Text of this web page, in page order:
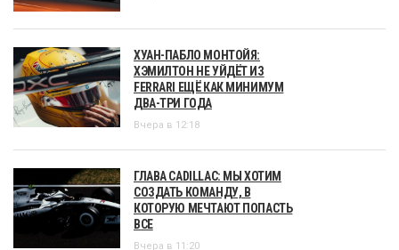
ХУАН-ПАБЛО МОНТОЙЯ:
ХЭМИЛТОН НЕ УЙДЁТ ИЗ
FERRARI ЕЩЁ КАК МИНИМУМ
ДВА-ТРИ ГОДА
Вчера в 12:18
ГЛАВА CADILLAC: МЫ ХОТИМ
СОЗДАТЬ КОМАНДУ, В
КОТОРУЮ МЕЧТАЮТ ПОПАСТЬ
ВСЕ
Вчера в 11:20